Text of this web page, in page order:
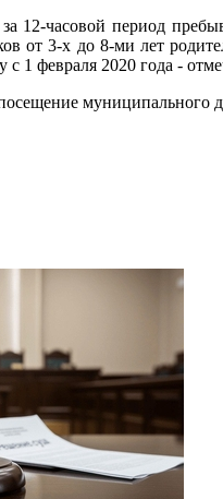
12-часовой период
от 3-х до 8-ми лет
1 февраля 2020 года -
муниципального